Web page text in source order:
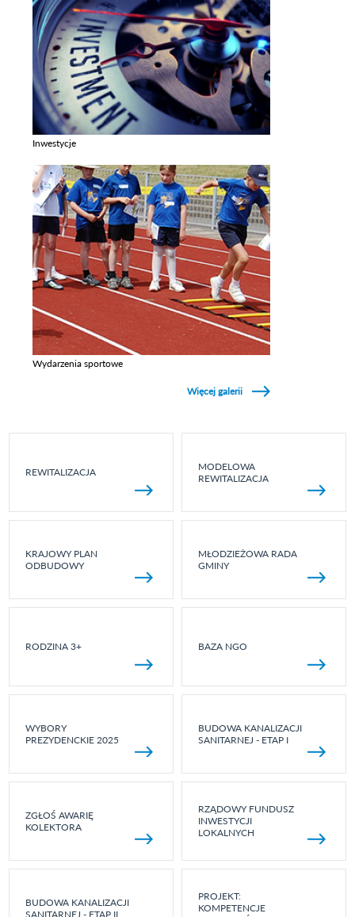
Inwestycje
Wydarzenia sportowe
Więcej galerii
REWITALIZACJA
MODELOWA
REWITALIZACJA
KRAJOWY PLAN
ODBUDOWY
MŁODZIEŻOWA RADA
GMINY
RODZINA 3+ BAZA NGO
WYBORY
PREZYDENCKIE 2025
BUDOWA KANALIZACJI
SANITARNEJ - ETAP I
ZGŁOŚ AWARIĘ
KOLEKTORA
RZĄDOWY FUNDUSZ
INWESTYCJI
LOKALNYCH
BUDOWA KANALIZACJI
SANITARNEJ - ETAP II
PROJEKT:
KOMPETENCJE